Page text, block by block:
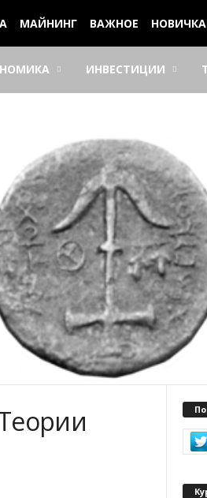
МАЙНИНГ ВАЖНОЕ
ИНВЕСТИЦИИ